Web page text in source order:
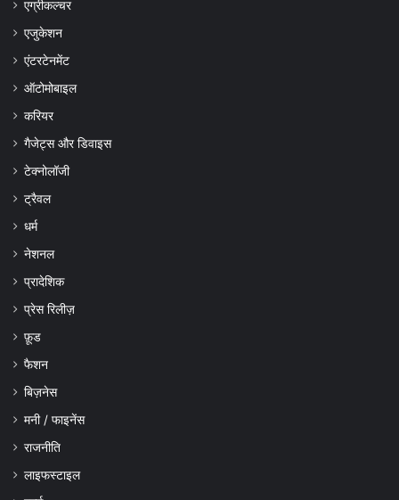
एग्रीकल्चर
एजुकेशन
एंटरटेनमेंट
ऑटोमोबाइल
करियर
गैजेट्स और डिवाइस
टेक्नोलॉजी
ट्रैवल
धर्म
नेशनल
प्रादेशिक
प्रेस रिलीज़
फ़ूड
फैशन
बिज़नेस
मनी / फाइनेंस
राजनीति
लाइफस्टाइल